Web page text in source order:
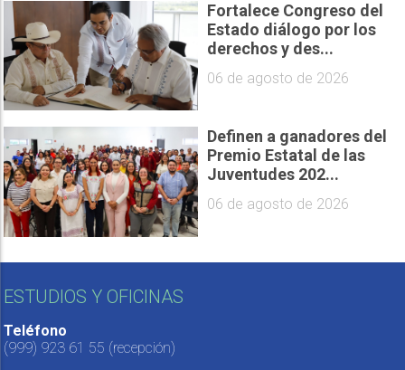
Fortalece Congreso del
Estado diálogo por los
derechos y des...
06 de agosto de 2026
Definen a ganadores del
Premio Estatal de las
Juventudes 202...
06 de agosto de 2026
ESTUDIOS Y OFICINAS
Teléfono
(999) 923 61 55 (recepción)